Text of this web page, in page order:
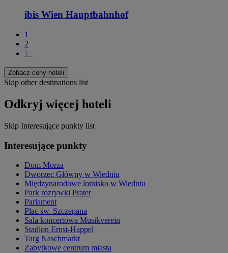
ibis Wien Hauptbahnhof
1
2
〉
Zobacz ceny hoteli
Skip other destinations list
Odkryj więcej hoteli
Skip Interesujące punkty list
Interesujące punkty
Dom Morza
Dworzec Główny w Wiedniu
Międzynarodowe lotnisko w Wiedniu
Park rozrywki Prater
Parlament
Plac św. Szczepana
Sala koncertowa Musikverein
Stadion Ernst-Happel
Targ Naschmarkt
Zabytkowe centrum miasta